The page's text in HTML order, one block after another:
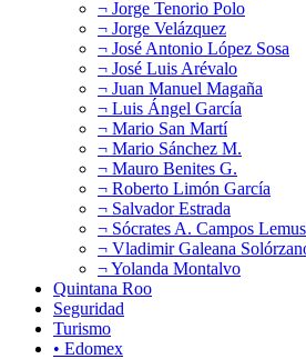
¬ Jorge Tenorio Polo
¬ Jorge Velázquez
¬ José Antonio López Sosa
¬ José Luis Arévalo
¬ Juan Manuel Magaña
¬ Luis Ángel García
¬ Mario San Martí
¬ Mario Sánchez M.
¬ Mauro Benites G.
¬ Roberto Limón García
¬ Salvador Estrada
¬ Sócrates A. Campos Lemus
¬ Vladimir Galeana
¬ Yolanda Montalvo
Quintana Roo
Seguridad
Turismo
• Edomex